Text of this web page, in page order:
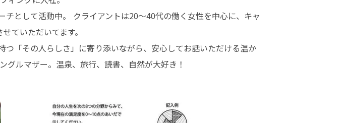
として活動中。 クライアントは20～40代の働く女性を中心に、キャ
ていただいてます。
「その人らしさ」に寄り添いながら、安心してお話いただける温か
ルマザー。温泉、旅行、読書、自然が大好き！